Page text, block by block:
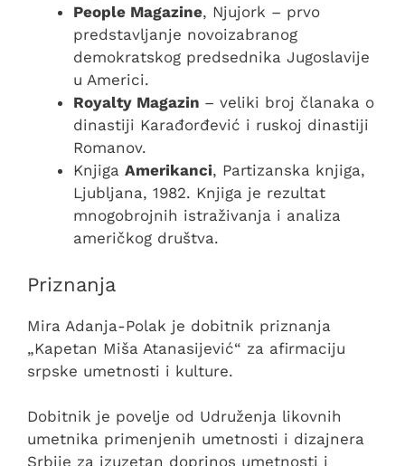
People Magazine, Njujork – prvo
predstavljanje novoizabranog
demokratskog predsednika Jugoslavije
u Americi.
Royalty Magazin – veliki broj članaka o
dinastiji Karađorđević i ruskoj dinastiji
Romanov.
Knjiga Amerikanci, Partizanska knjiga,
Ljubljana, 1982. Knjiga je rezultat
mnogobrojnih istraživanja i analiza
američkog društva.
Priznanja
Mira Adanja-Polak je dobitnik priznanja
„Kapetan Miša Atanasijević“ za afirmaciju
srpske umetnosti i kulture.
Dobitnik je povelje od Udruženja likovnih
umetnika primenjenih umetnosti i dizajnera
Srbije za izuzetan doprinos umetnosti i